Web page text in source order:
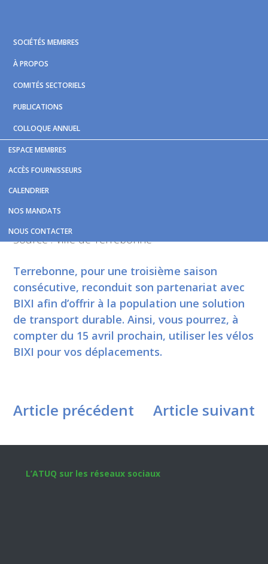
primary
navigation
main
content
footer
ESPACE MEMBRES
ACCÈS FOURNISSEURS
CALENDRIER
NOS MANDATS
NOUS CONTACTER
SOCIÉTÉS MEMBRES
À PROPOS
COMITÉS SECTORIELS
PUBLICATIONS
COLLOQUE ANNUEL
Vous êtes ici :Accueil
Retour des vélos BIXI
Source : Ville de Terrebonne
Terrebonne, pour une troisième saison
consécutive, reconduit son partenariat avec
BIXI afin d’offrir à la population une solution
de transport durable. Ainsi, vous pourrez, à
compter du 15 avril prochain, utiliser les vélos
BIXI pour vos déplacements.
Article précédent Article suivant
Footer
L’ATUQ sur les réseaux sociaux